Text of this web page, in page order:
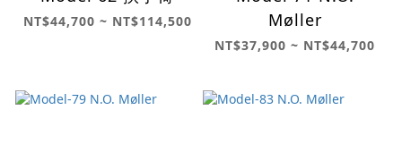
NT$44,700 ~ NT$114,500
Møller
NT$37,900 ~ NT$44,700